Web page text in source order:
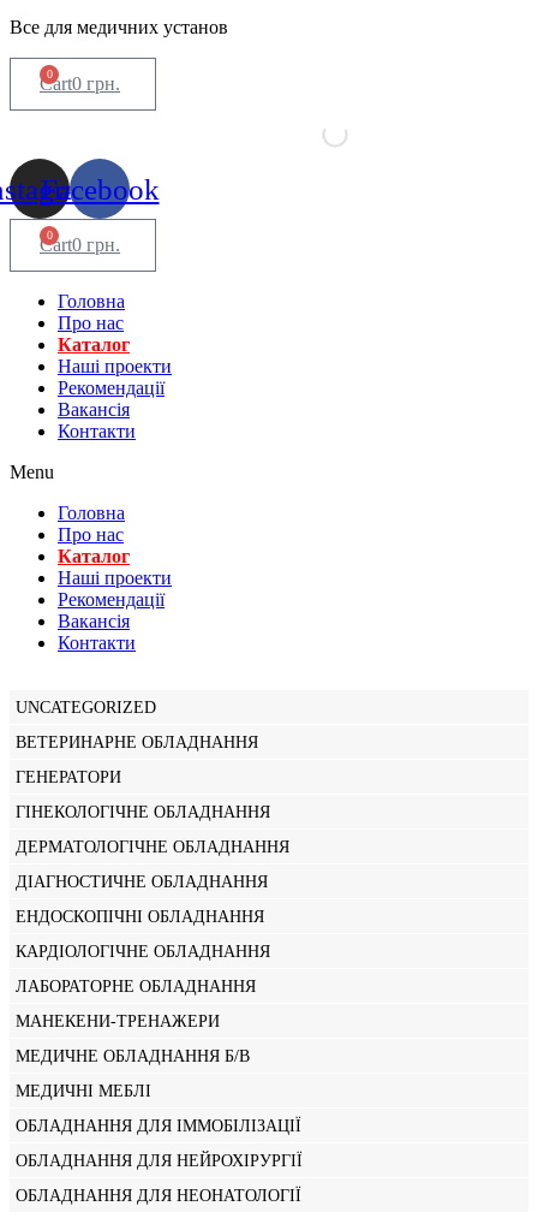
Все для медичних установ
0 грн.
0
Cart
Facebook
0 грн.
0
Cart
Головна
Про нас
Каталог
Нашi проекти
Рекомендації
Вакансiя
Контакти
Menu
Головна
Про нас
Каталог
Нашi проекти
Рекомендації
Вакансiя
Контакти
UNCATEGORIZED
ВЕТЕРИНАРНЕ ОБЛАДНАННЯ
ГЕНЕРАТОРИ
ГІНЕКОЛОГІЧНЕ ОБЛАДНАННЯ
ДЕРМАТОЛОГІЧНЕ ОБЛАДНАННЯ
ДІАГНОСТИЧНЕ ОБЛАДНАННЯ
ЕНДОСКОПІЧНІ ОБЛАДНАННЯ
КАРДІОЛОГІЧНЕ ОБЛАДНАННЯ
ЛАБОРАТОРНЕ ОБЛАДНАННЯ
МАНЕКЕНИ-ТРЕНАЖЕРИ
МЕДИЧНЕ ОБЛАДНАННЯ Б/В
МЕДИЧНІ МЕБЛІ
ОБЛАДНАННЯ ДЛЯ ІММОБІЛІЗАЦІЇ
ОБЛАДНАННЯ ДЛЯ НЕЙРОХІРУРГІЇ
ОБЛАДНАННЯ ДЛЯ НЕОНАТОЛОГІЇ